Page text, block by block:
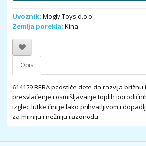
Uvoznik: Mogly Toys d.o.o.
Zemlja porekla: Kina
Opis
614179 BEBA podstiče dete da razvija
presvlačenje i osmišljavanje toplih
izgled lutke čini je lako prihvatljivom i
za mirniju i nežniju razonodu.